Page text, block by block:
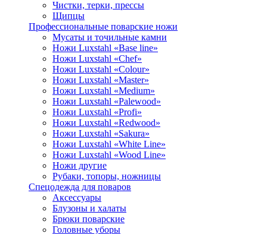
Чистки, терки, прессы
Щипцы
Профессиональные поварские ножи
Мусаты и точильные камни
Ножи Luxstahl «Base line»
Ножи Luxstahl «Chef»
Ножи Luxstahl «Colour»
Ножи Luxstahl «Master»
Ножи Luxstahl «Medium»
Ножи Luxstahl «Palewood»
Ножи Luxstahl «Profi»
Ножи Luxstahl «Redwood»
Ножи Luxstahl «Sakura»
Ножи Luxstahl «White Line»
Ножи Luxstahl «Wood Line»
Ножи другие
Рубаки, топоры, ножницы
Спецодежда для поваров
Аксессуары
Блузоны и халаты
Брюки поварские
Головные уборы